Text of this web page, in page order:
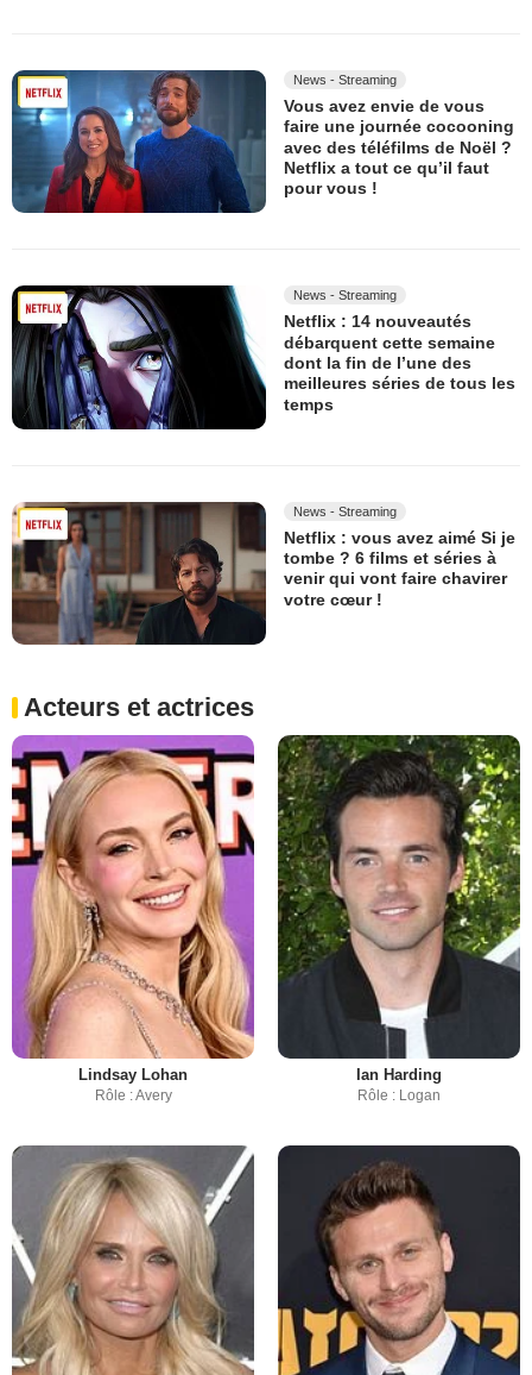
News - Streaming
Vous avez envie de vous
faire une journée cocooning
avec des téléfilms de Noël ?
Netflix a tout ce qu’il faut
pour vous !
News - Streaming
Netflix : 14 nouveautés
débarquent cette semaine
dont la fin de l’une des
meilleures séries de tous les
temps
News - Streaming
Netflix : vous avez aimé Si je
tombe ? 6 films et séries à
venir qui vont faire chavirer
votre cœur !
Acteurs et actrices
Lindsay Lohan
Rôle : Avery
Ian Harding
Rôle : Logan